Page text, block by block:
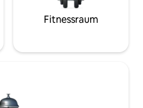
Fitnessraum